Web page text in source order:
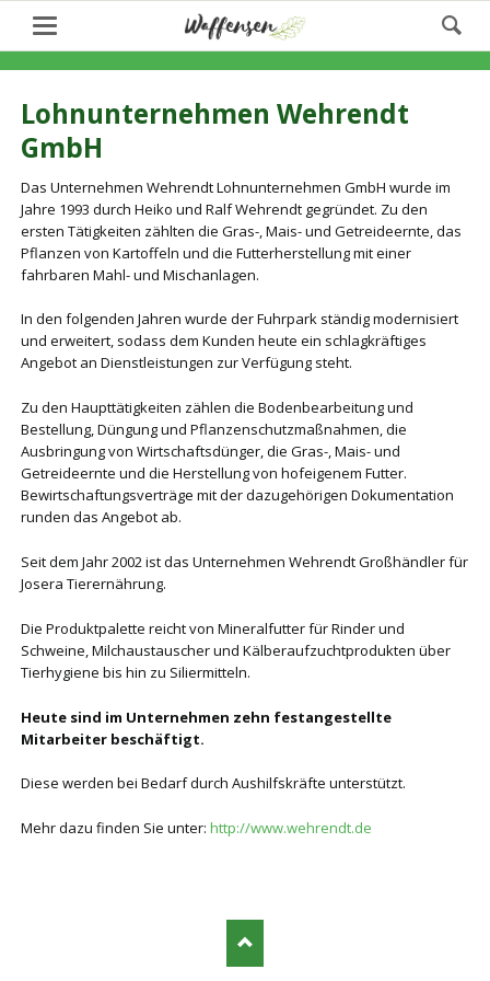
Lohnunternehmen Wehrendt
GmbH
Das Unternehmen Wehrendt Lohnunternehmen GmbH wurde im
Jahre 1993 durch Heiko und Ralf Wehrendt gegründet. Zu den
ersten Tätigkeiten zählten die Gras-, Mais- und Getreideernte, das
Pflanzen von Kartoffeln und die Futterherstellung mit einer
fahrbaren Mahl- und Mischanlagen.
In den folgenden Jahren wurde der Fuhrpark ständig modernisiert
und erweitert, sodass dem Kunden heute ein schlagkräftiges
Angebot an Dienstleistungen zur Verfügung steht.
Zu den Haupttätigkeiten zählen die Bodenbearbeitung und
Bestellung, Düngung und Pflanzenschutzmaßnahmen, die
Ausbringung von Wirtschaftsdünger, die Gras-, Mais- und
Getreideernte und die Herstellung von hofeigenem Futter.
Bewirtschaftungsverträge mit der dazugehörigen Dokumentation
runden das Angebot ab.
Seit dem Jahr 2002 ist das Unternehmen Wehrendt Großhändler für
Josera Tierernährung.
Die Produktpalette reicht von Mineralfutter für Rinder und
Schweine, Milchaustauscher und Kälberaufzuchtprodukten über
Tierhygiene bis hin zu Siliermitteln.
Heute sind im Unternehmen zehn festangestellte
Mitarbeiter beschäftigt.
Diese werden bei Bedarf durch Aushilfskräfte unterstützt.
Mehr dazu finden Sie unter: http://www.wehrendt.de